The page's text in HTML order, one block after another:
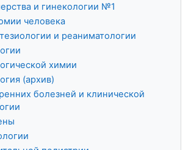
и гинекологии №1
человека
и реаниматологии
химии
(архив)
болезней и клинической